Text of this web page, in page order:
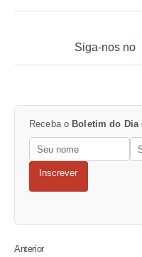
Siga-nos no
Receba o Boletim do Dia
Inscrever
Anterior